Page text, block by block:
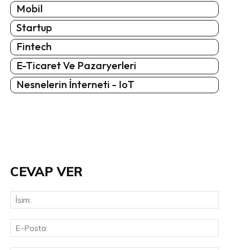
Mobil
Startup
Fintech
E-Ticaret Ve Pazaryerleri
Nesnelerin İnterneti - IoT
CEVAP VER